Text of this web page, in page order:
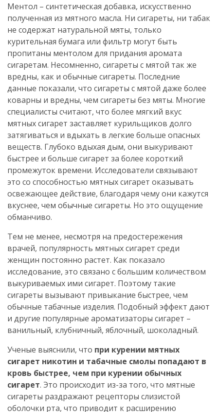
Ментол – синтетическая добавка, искусственно
полученная из мятного масла. Ни сигареты, ни табак
не содержат натуральной мяты, только
курительная бумага или фильтр могут быть
пропитаны ментолом для придания аромата
сигаретам. Несомненно, сигареты с мятой так же
вредны, как и обычные сигареты. Последние
данные показали, что сигареты с мятой даже более
коварны и вредны, чем сигареты без мяты. Многие
специалисты считают, что более мягкий вкус
мятных сигарет заставляет курильщиков долго
затягиваться и вдыхать в легкие больше опасных
веществ. Глубоко вдыхая дым, они выкуривают
быстрее и больше сигарет за более короткий
промежуток времени. Исследователи связывают
это со способностью мятных сигарет оказывать
освежающее действие, благодаря чему они кажутся
вкуснее, чем обычные сигареты. Но это ощущение
обманчиво.
Тем не менее, несмотря на предостережения
врачей, популярность мятных сигарет среди
женщин постоянно растет. Как показало
исследование, это связано с большим количеством
выкуриваемых ими сигарет. Поэтому такие
сигареты вызывают привыкание быстрее, чем
обычные табачные изделия. Подобный эффект дают
и другие популярные ароматизаторы сигарет –
ванильный, клубничный, яблочный, шоколадный.
Ученые выяснили, что при курении мятных
сигарет никотин и табачные смолы попадают в
кровь быстрее, чем при курении обычных
сигарет. Это происходит из-за того, что мятные
сигареты раздражают рецепторы слизистой
оболочки рта, что приводит к расширению